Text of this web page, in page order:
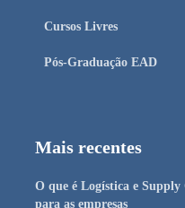
Cursos Livres
Pós-Graduação EAD
Mais recentes
O que é Logística e
para as empresas